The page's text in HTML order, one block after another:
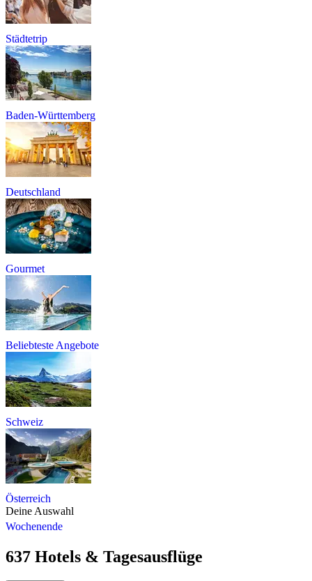
Städtetrip
Baden-Württemberg
Deutschland
Gourmet
Beliebteste Angebote
Schweiz
Österreich
Deine Auswahl
Wochenende
637 Hotels & Tagesausflüge